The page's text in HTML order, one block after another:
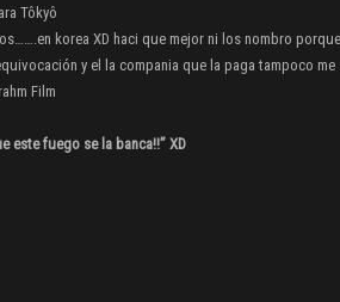
Tôkyô
korea XD haci que mejor ni los nombro
y el la compania que la paga tampoco
Film
este fuego se la banca!!” XD